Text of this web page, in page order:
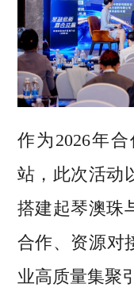
作为2026年
站，此次活动
搭建起琴澳珠
合作、资源对
业高质量集聚